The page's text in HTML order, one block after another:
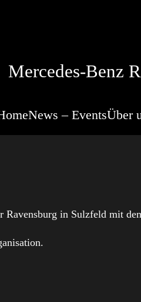
Mercedes-Benz
News – EventsÜber
in Sulzfeld mit